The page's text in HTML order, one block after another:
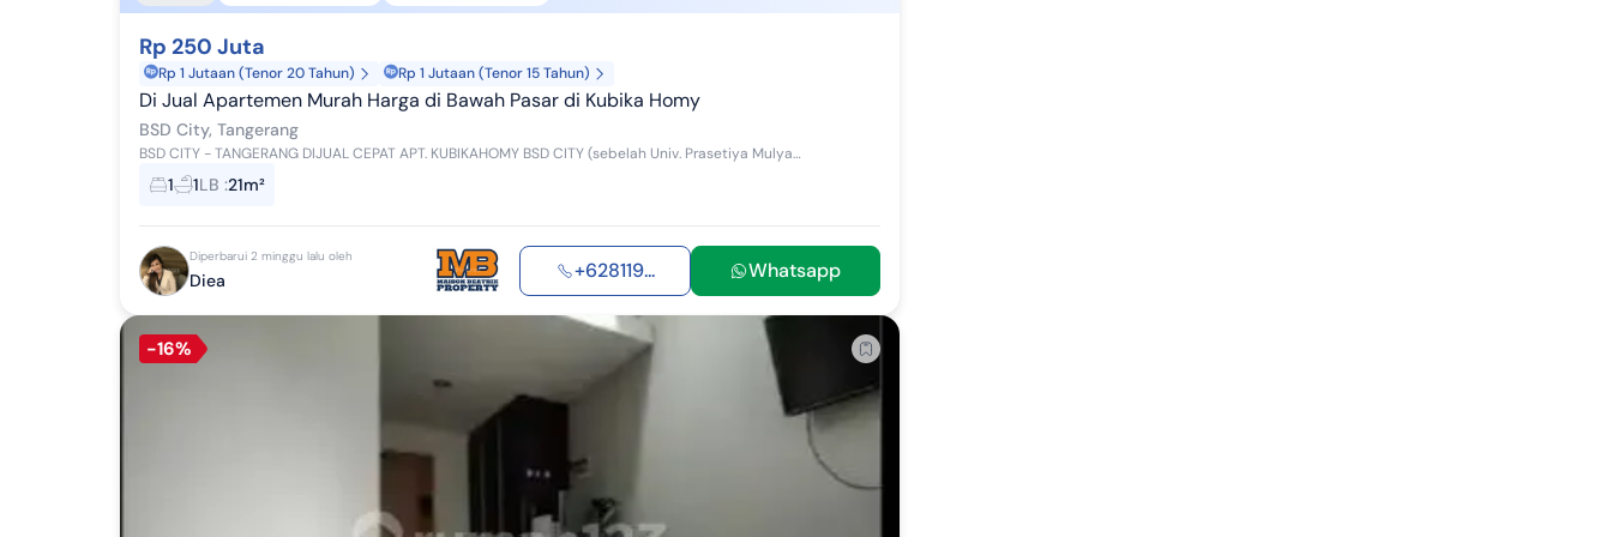
Rp 250 Juta
Rp 1 Jutaan (Tenor 20 Tahun) Rp 1 Jutaan (Tenor 15 Tahun)
Di Jual Apartemen Murah Harga di Bawah Pasar di Kubika Homy
BSD City, Tangerang
BSD CITY - TANGERANG DIJUAL CEPAT APT. KUBIKAHOMY BSD CITY (sebelah Univ. Prasetiya Mulya) (FB) HARGA = 250 Jt nett Spec : - Unit Studio - Tower...
1 1LB :21m²
Diperbarui 2 minggu lalu oleh
Diea +628119... Whatsapp
-16%